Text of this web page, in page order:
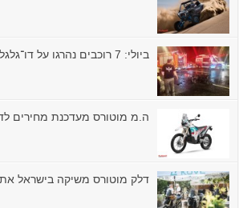
ביולי: 7 רוכבים נהרגו על דו־גלגלי
ה.מ מוטורס מעדכנת מחירים
דלק מוטורס משיקה בישראל